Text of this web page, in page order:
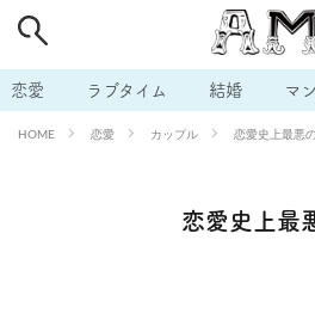
恋愛 ラブタイム 結婚 マ
HOME 恋愛 カップル 恋愛史上最悪
恋愛史上最
# 男の本音
# 出会う方法 # マッチングアプリ